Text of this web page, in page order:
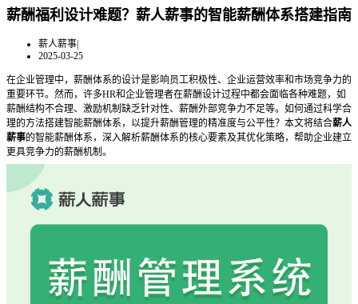
薪酬福利设计难题？薪人薪事的智能薪酬体系搭建指南
薪人薪事|
2025-03-25
在企业管理中，薪酬体系的设计是影响员工积极性、企业运营效率和市场竞争力的
重要环节。然而，许多HR和企业管理者在薪酬设计过程中都会面临各种难题，如
薪酬结构不合理、激励机制缺乏针对性、薪酬外部竞争力不足等。如何通过科学合
理的方法搭建智能薪酬体系，以提升薪酬管理的精准度与公平性？本文将结合薪人
薪事的智能薪酬体系，深入解析薪酬体系的核心要素及其优化策略，帮助企业建立
更具竞争力的薪酬机制。